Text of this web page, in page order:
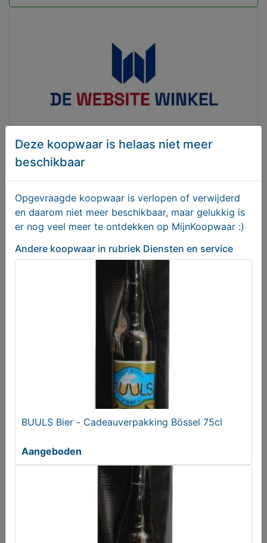
De Website winkel
T.e.a.b.
BUULS Bier - Blond: de VLERK
Deze koopwaar is helaas niet meer
beschikbaar
Opgevraagde koopwaar is verlopen of verwijderd
en daarom niet meer beschikbaar, maar gelukkig is
er nog veel meer te ontdekken op MijnKoopwaar :)
Andere koopwaar in rubriek Diensten en service
BUULS Bier - Cadeauverpakking Bössel 75cl
Aangeboden